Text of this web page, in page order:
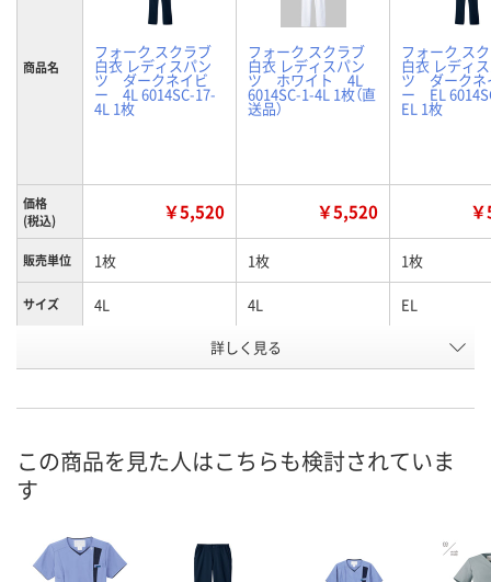
商品名
フォーク スクラブ
白衣 レディスパン
ツ ダークネイビ
ー 4L 6014SC-17-
4L 1枚
フォーク スクラブ
白衣 レディスパン
ツ ホワイト 4L
6014SC-1-4L 1枚（直
送品）
フォーク ス
白衣 レディ
ツ ダークネ
ー EL
EL 1枚
価格
(税込)
￥5,520 ￥5,520
販売単位 1枚 1枚 1枚
サイズ 4L 4L EL
ホワイト ダークネイ
号
お届け日
数量
詳しく見る
この商品を見た人はこちらも検討されていま
す